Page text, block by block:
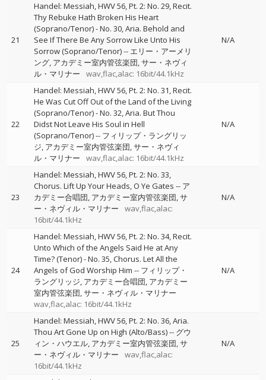
21
Handel: Messiah, HWV 56, Pt. 2: No. 29, Recit.
Thy Rebuke Hath Broken His Heart
(Soprano/Tenor) - No. 30, Aria. Behold and
See If There Be Any Sorrow Like Unto His
Sorrow (Soprano/Tenor)-- エリー・アーメリ
ング アカデミー室内管弦楽団 サー・ネヴィ
ル・マリナー
wav,flac,alac: 16bit/44.1kHz
N/A
22
Handel: Messiah, HWV 56, Pt. 2: No. 31, Recit.
He Was Cut Off Out of the Land of the Living
(Soprano/Tenor) - No. 32, Aria. But Thou
Didst Not Leave His Soul in Hell
(Soprano/Tenor)-- フィリップ・ラングリッ
ジ アカデミー室内管弦楽団 サー・ネヴィ
ル・マリナー
wav,flac,alac: 16bit/44.1kHz
N/A
23
Handel: Messiah, HWV 56, Pt. 2: No. 33,
Chorus. Lift Up Your Heads, O Ye Gates -- ア
カデミー合唱団 アカデミー室内管弦楽団 サ
ー・ネヴィル・マリナー
wav,flac,alac:
16bit/44.1kHz
N/A
24
Handel: Messiah, HWV 56, Pt. 2: No. 34, Recit.
Unto Which of the Angels Said He at Any
Time? (Tenor) - No. 35, Chorus. Let All the
Angels of God Worship Him -- フィリップ・
ラングリッジ アカデミー合唱団 アカデミー
室内管弦楽団 サー・ネヴィル・マリナー
wav,flac,alac: 16bit/44.1kHz
N/A
25
Handel: Messiah, HWV 56, Pt. 2: No. 36, Aria.
Thou Art Gone Up on High (Alto/Bass)-- グウ
ィン・ハウエル アカデミー室内管弦楽団 サ
ー・ネヴィル・マリナー
wav,flac,alac:
16bit/44.1kHz
N/A